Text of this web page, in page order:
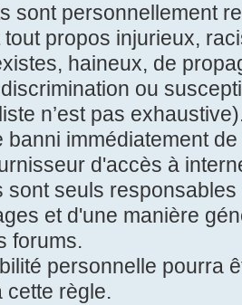
sont personnellement
propos injurieux,
haineux, de
ou
n’est pas
banni immédiatement
d'accès à
sont seuls
et d'une manière
forums.
personnelle pourra
cette règle.